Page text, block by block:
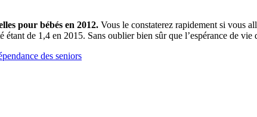
pour bébés en 2012. Vous le constaterez rapidement si vous
de 1,4 en 2015. Sans oublier bien sûr que l’espérance de vie
des seniors